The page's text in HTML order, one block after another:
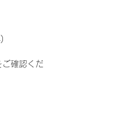
確認くだ